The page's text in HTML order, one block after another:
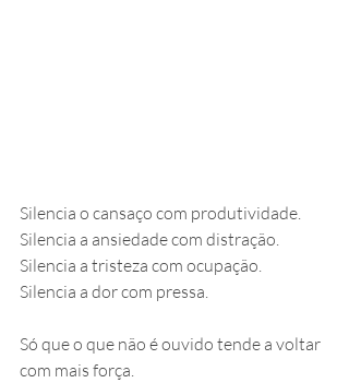
Silencia o cansaço com produtividade.
Silencia a ansiedade com distração.
Silencia a tristeza com ocupação.
Silencia a dor com pressa.
Só que o que não é ouvido tende a voltar
com mais força.